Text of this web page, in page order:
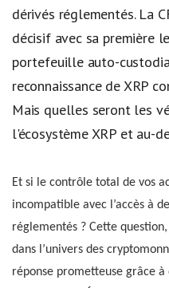
dérivés réglementés. La
décisif avec sa première
portefeuille auto-
reconnaissance de XRP
Mais quelles seront les
l'écosystème XRP et au-
Et si le contrôle total de vos
incompatible avec l’accès à
réglementés ? Cette
dans l’univers des
réponse prometteuse grâce